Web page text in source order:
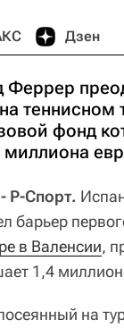
Дзен
Феррер
теннисном
фонд
Р-Спорт.
барьер
в Валенсии,
1,4
на